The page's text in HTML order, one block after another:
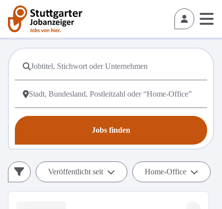
Jobs finden
Veröffentlicht seit Home-Office